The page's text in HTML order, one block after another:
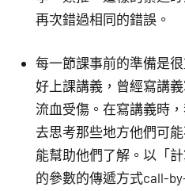
再次錯過相同的錯誤。
每一節課事前的準備是
好上課講義，曾經寫講
流血受傷。在寫講義時
去思考那些地方他們可
能幫助他們了解。以「
的參數的傳遞方式call-